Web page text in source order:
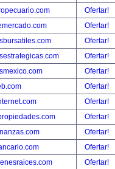
Ofertar!
Ofertar!
Ofertar!
Ofertar!
Ofertar!
Ofertar!
Ofertar!
Ofertar!
Ofertar!
Ofertar!
Ofertar!